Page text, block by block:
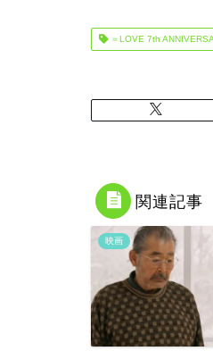
＝LOVE 7th
関連記事
映画